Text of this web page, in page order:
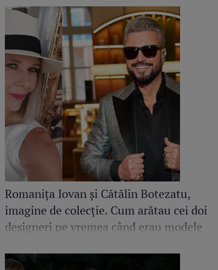
Romanița Iovan și Cătălin Botezatu,
imagine de colecție. Cum arătau cei doi
designeri pe vremea când erau modele